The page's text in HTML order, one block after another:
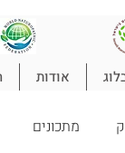
אודות
מתכונים